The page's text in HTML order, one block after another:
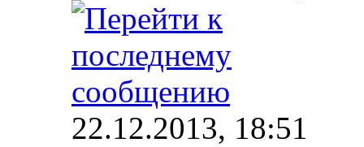
22.12.2013, 18:51